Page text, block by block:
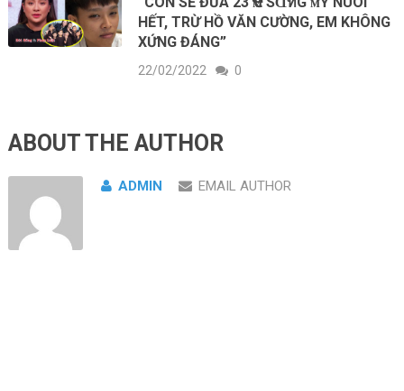
HẾT, TRỪ НỒ VĂN CƯỜNG, EM KHÔNG
XỨNG ĐÁNG”
22/02/2022 0
ABOUT THE AUTHOR
ADMIN EMAIL AUTHOR